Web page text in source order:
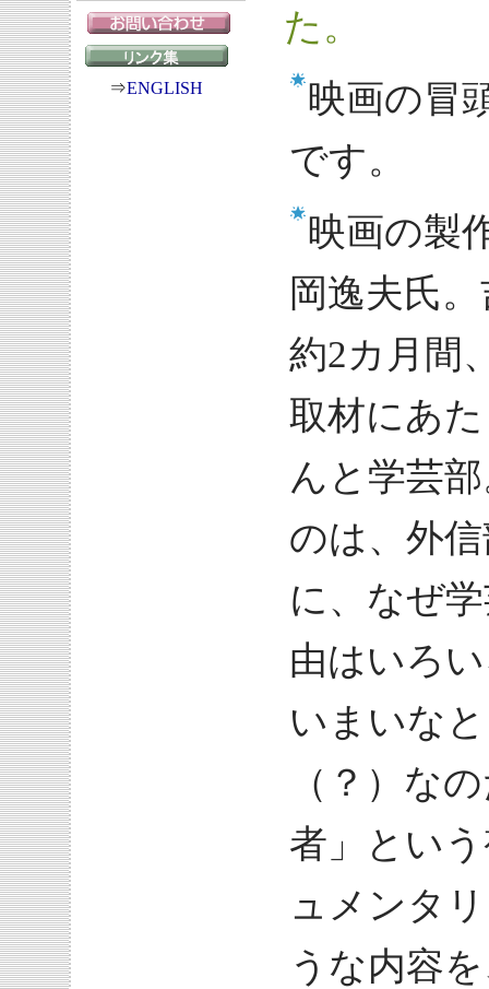
⇒ENGLISH
た。
映画の冒
です。
映画の製
岡逸夫氏
約2カ月間
取材にあ
んと学芸
のは、外
に、なぜ
由はいろ
いまいな
（？）な
者」とい
ュメンタ
うな内容